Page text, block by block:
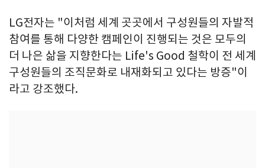
LG전자는 "이처럼 세계 곳곳에서 구성원들의 자발적
참여를 통해 다양한 캠페인이 진행되는 것은 모두의
더 나은 삶을 지향한다는 Life's Good 철학이 전 세계
구성원들의 조직문화로 내재화되고 있다는 방증"이
라고 강조했다.